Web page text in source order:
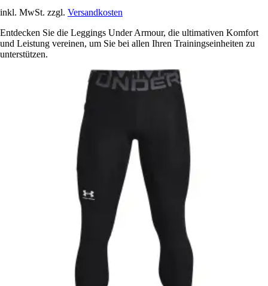
inkl. MwSt. zzgl. Versandkosten
Entdecken Sie die Leggings Under Armour, die ultimativen Komfort
und Leistung vereinen, um Sie bei allen Ihren Trainingseinheiten zu
unterstützen.